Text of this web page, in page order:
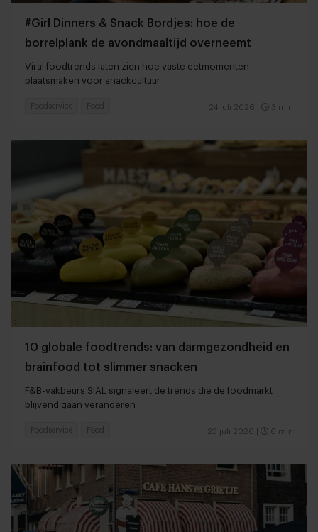
#Girl Dinners & Snack Bordjes: hoe de
borrelplank de avondmaaltijd overneemt
Viral foodtrends laten zien hoe vaste eetmomenten
plaatsmaken voor snackcultuur
24 juli 2026 3 min
Foodservice Food
10 globale foodtrends: van darmgezondheid en
brainfood tot slimmer snacken
F&B-vakbeurs SIAL signaleert de trends die de foodmarkt
blijvend gaan veranderen
23 juli 2026 6 min
Foodservice Food